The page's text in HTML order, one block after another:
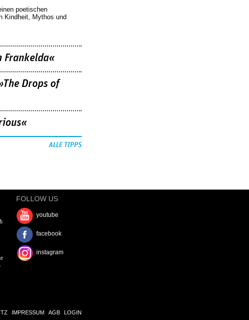
poetischen
Kindheit, Mythos und
Frankelda«
Drops of
ALLE TIPPS
FOLLOW US
youtube
facebook
instagram
IMPRESSUM AGB LOGIN